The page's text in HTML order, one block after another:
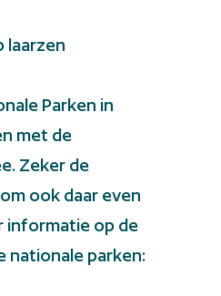
laarzen
Parken in
met de
Zeker de
ook daar even
informatie op de
nationale parken: